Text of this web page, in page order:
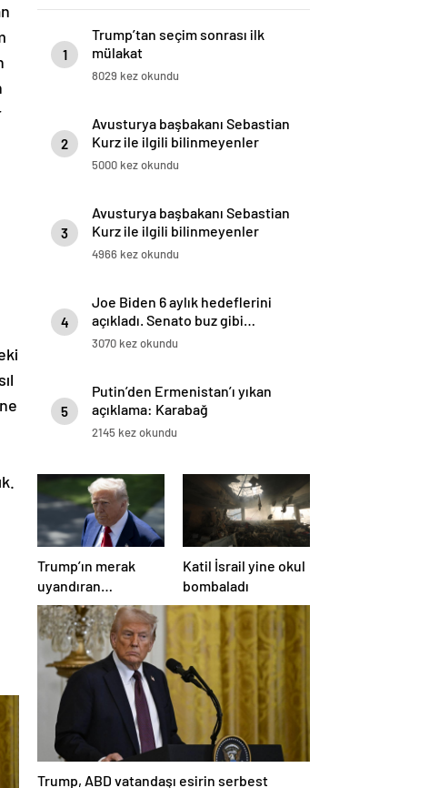
1
Trump’tan seçim sonrası ilk
mülakat
8029 kez okundu
2
Avusturya başbakanı Sebastian
Kurz ile ilgili bilinmeyenler
5000 kez okundu
3
Avusturya başbakanı Sebastian
Kurz ile ilgili bilinmeyenler
4966 kez okundu
4
Joe Biden 6 aylık hedeflerini
açıkladı. Senato buz gibi…
3070 kez okundu
5
Putin’den Ermenistan’ı yıkan
açıklama: Karabağ
Azerbaycan’ın ayrılmaz bir
2145 kez okundu
Trump’ın merak
uyandıran
paylaşımının sağlık
sistemiyle ilgili
kararname olduğu
anlaşıldı
Katil İsrail yine okul
bombaladı
Trump, ABD vatandaşı esirin serbest